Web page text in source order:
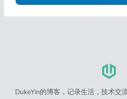
DukeYin的博客，记录生活，技术交